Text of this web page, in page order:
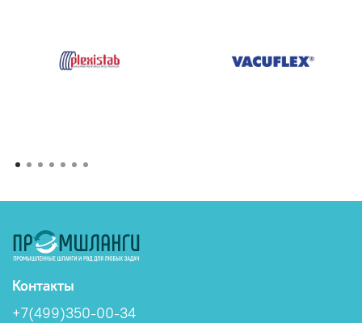
Контакты
+7(499)350-00-34